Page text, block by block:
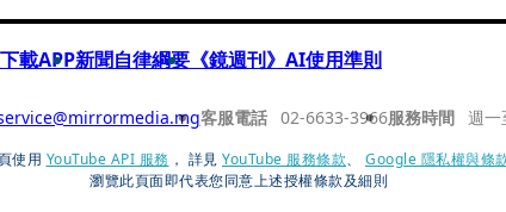
下載APP新聞自律綱要 《鏡週刊》AI使用準則
客服電話 02-6633-3966服務時間 週一
使用 YouTube API 服務 ， 詳見 YouTube 服務條款、
Google 隱私權與條
瀏覽此頁面即代表您同意上述授權條款及細則